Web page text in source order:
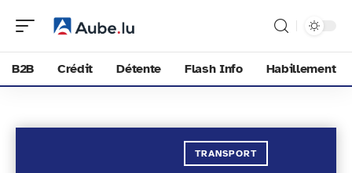
B2B Crédit Détente Flash Info Habillement
TRANSPORT